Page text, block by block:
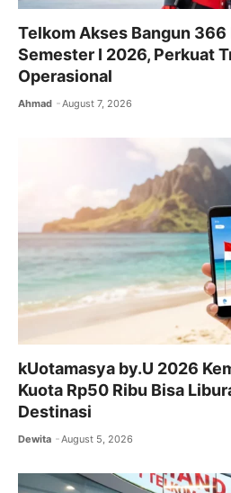
Telkom Akses Bangun 366
Semester I 2026, Perkuat
Operasional
Ahmad August 7, 2026
kUotamasya by.U 2026
Kuota Rp50 Ribu Bisa
Destinasi
Dewita August 5, 2026